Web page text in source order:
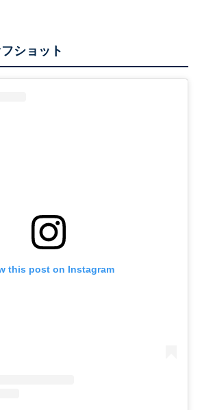
ショット
this post on Instagram